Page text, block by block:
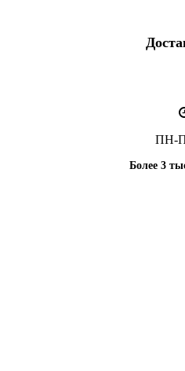
ПН-
Более 3